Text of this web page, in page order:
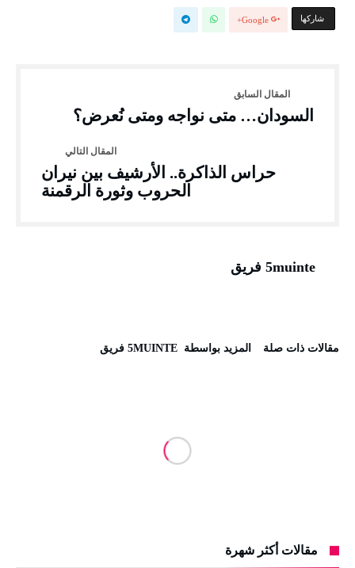
‫‫ شاركها‬ Google+
السودان… متى نواجه ومتى نُعرض؟
حراس الذاكرة.. الأرشيف بين نيران
الحروب وثورة الرقمنة
5muinte فريق
‫مقالات ذات صلة‬ ‫‫المزيد بواسطة‬ ‬ 5MUINTE فريق
مقالات أكثر شهرة